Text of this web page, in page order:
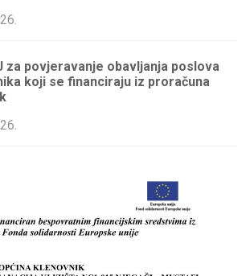
za povjeravanje obavljanja poslova
koji se financiraju iz proračuna